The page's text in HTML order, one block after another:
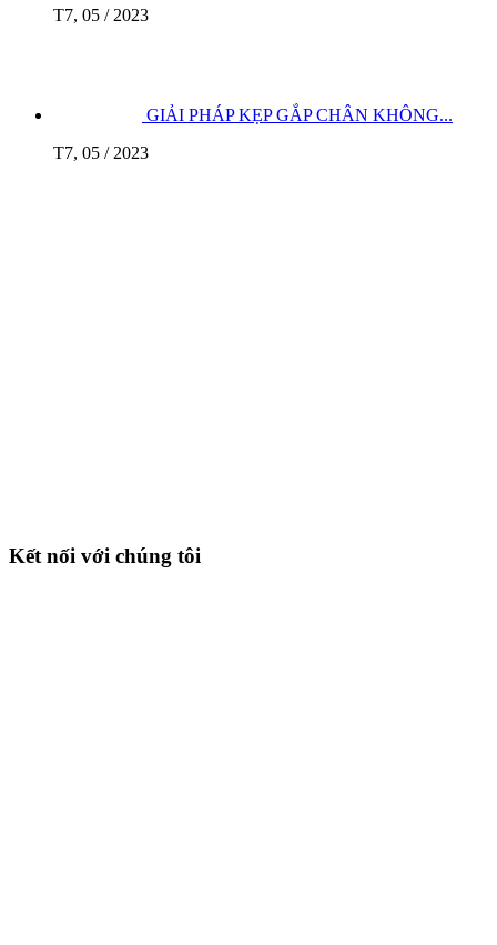
T7, 05 / 2023
GIẢI PHÁP KẸP GẮP CHÂN KHÔNG...
T7, 05 / 2023
Kết nối với chúng tôi